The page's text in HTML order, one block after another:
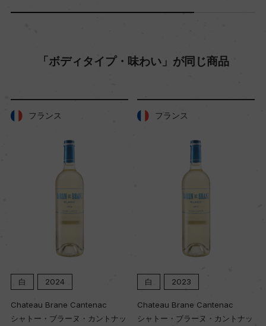
ー
色
キャップの仕様
「ボディタイプ・味わい」が同じ商品
フランス
白 2024
Chateau Brane Cantenac
シャトー・ブラーヌ・カントナッ
フランス
白 2023
Chateau Brane Cantenac
シャトー・ブラーヌ・カントナッ